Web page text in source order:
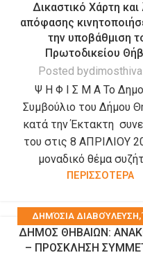
Δικαστικό Χάρτη
απόφασης
την υποβάθμιση
Πρωτοδικείου
Posted by
Ψ Η Φ Ι Σ Μ Α Το
Συμβούλιο του Δήμου
κατά την Έκτακτη
του στις 8 ΑΠΡΙΛΙΟΥ
μοναδικό θέμα
ΠΕΡΙΣΣΟΤΕΡΑ
ΔΗΜΌΣΙΑ ΔΙΑΒΟΎΛΕΥΣΗ,
ΜΕΛΈΤΕΣ
ΔΗΜΟΣ ΘΗΒΑΙΩΝ:
– ΠΡΟΣΚΛΗΣΗ